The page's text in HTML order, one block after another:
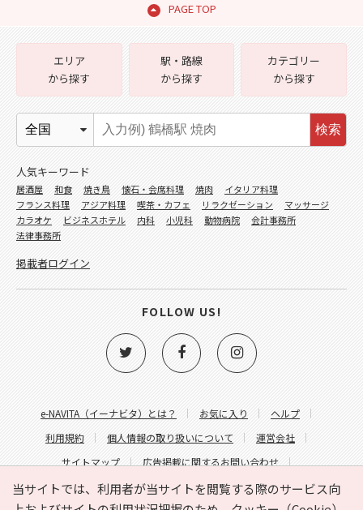
PAGE TOP
当サイトでは、利用者が当サイトを閲覧する際のサービス向
e-NAVITA（イーナビタ）とは？ お気に入り
ヘルプ
利用規約
個人情報の取り扱いについて
運営会社
サイトマップ
広告掲載に関するお問い合わせ
サイトの内容に関するお問い合わせ
エリア
から探す
駅・路線
から探す
カテゴリー
から探す
検索
人気キーワード
居酒屋 和食 焼き鳥 懐石・会席料理 焼肉
イタリア料理
フランス料理
アジア料理 喫茶・カフェ リラクゼーション
マッサージ
カラオケ
ビジネスホテル 内科 小児科 動物病院
会計事務所
法律事務所
掲載者ログイン
FOLLOW US!